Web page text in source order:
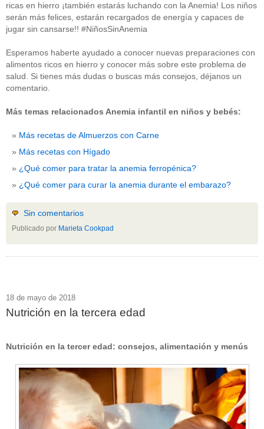
ricas en hierro ¡también estarás luchando con la Anemia! Los niños
serán más felices, estarán recargados de energía y capaces de
jugar sin cansarse!! #NiñosSinAnemia
Esperamos haberte ayudado a conocer nuevas preparaciones con
alimentos ricos en hierro y conocer más sobre este problema de
salud. Si tienes más dudas o buscas más consejos, déjanos un
comentario.
Más temas relacionados Anemia infantil en niños y bebés:
Más recetas de Almuerzos con Carne
Más recetas con Hígado
¿Qué comer para tratar la anemia ferropénica?
¿Qué comer para curar la anemia durante el embarazo?
Sin comentarios
Publicado por Marieta Cookpad
18 de mayo de 2018
Nutrición en la tercera edad
Nutrición en la tercer edad: consejos, alimentación y menús